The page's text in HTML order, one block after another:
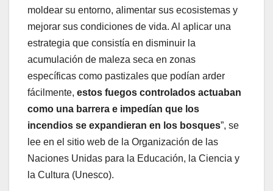
moldear su entorno, alimentar sus ecosistemas y
mejorar sus condiciones de vida. Al aplicar una
estrategia que consistía en disminuir la
acumulación de maleza seca en zonas
específicas como pastizales que podían arder
fácilmente, estos fuegos controlados actuaban
como una barrera e impedían que los
incendios se expandieran en los bosques”, se
lee en el sitio web de la Organización de las
Naciones Unidas para la Educación, la Ciencia y
la Cultura (Unesco).